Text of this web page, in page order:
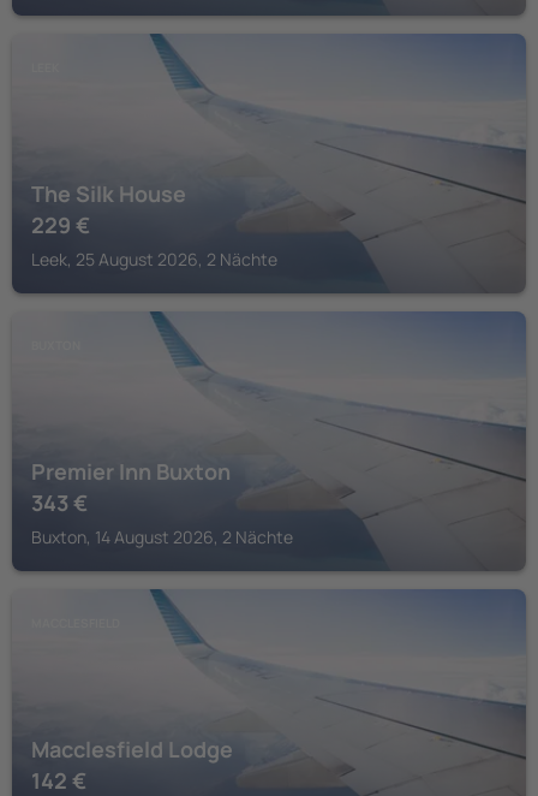
The Silk House
229 €
Leek, 25 August 2026, 2 Nächte
Premier Inn Buxton
343 €
Buxton, 14 August 2026, 2 Nächte
Macclesfield Lodge
142 €